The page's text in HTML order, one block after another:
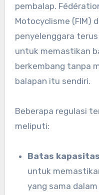
pembalap.
Motocyclisme (FIM)
penyelenggara
untuk memastikan
berkembang tanpa
balapan itu sendiri.
Beberapa regulasi
meliputi:
Batas
untuk
yang sama